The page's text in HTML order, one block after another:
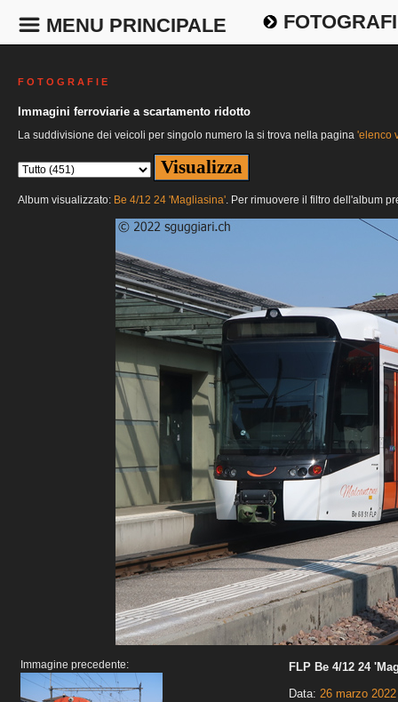
MENU PRINCIPALE
F O T O G R A F I E
Immagini ferroviarie a scartamento ridotto
La suddivisione dei veicoli per singolo numero la si trova nella pagina 'elenco
Album visualizzato: Be 4/12 24 'Magliasina'. Per rimuovere il filtro dell'album
Immagine precedente:
FLP Be 4/12 24
Data: 26 marzo 2022